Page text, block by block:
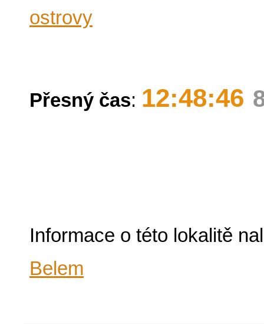
ostrovy
Přesný čas: 12:48:46
Informace o této lokalitě
Belem